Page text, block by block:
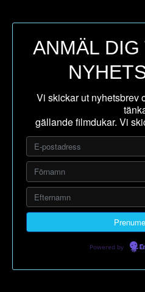
ANMÄL
Vi skickar ut nyhetsbrev
gällande filmdukar. Vi
Powered by